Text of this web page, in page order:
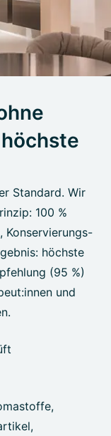
Standard. Wir
100 %
Konservierungs-
höchste
(95 %)
und